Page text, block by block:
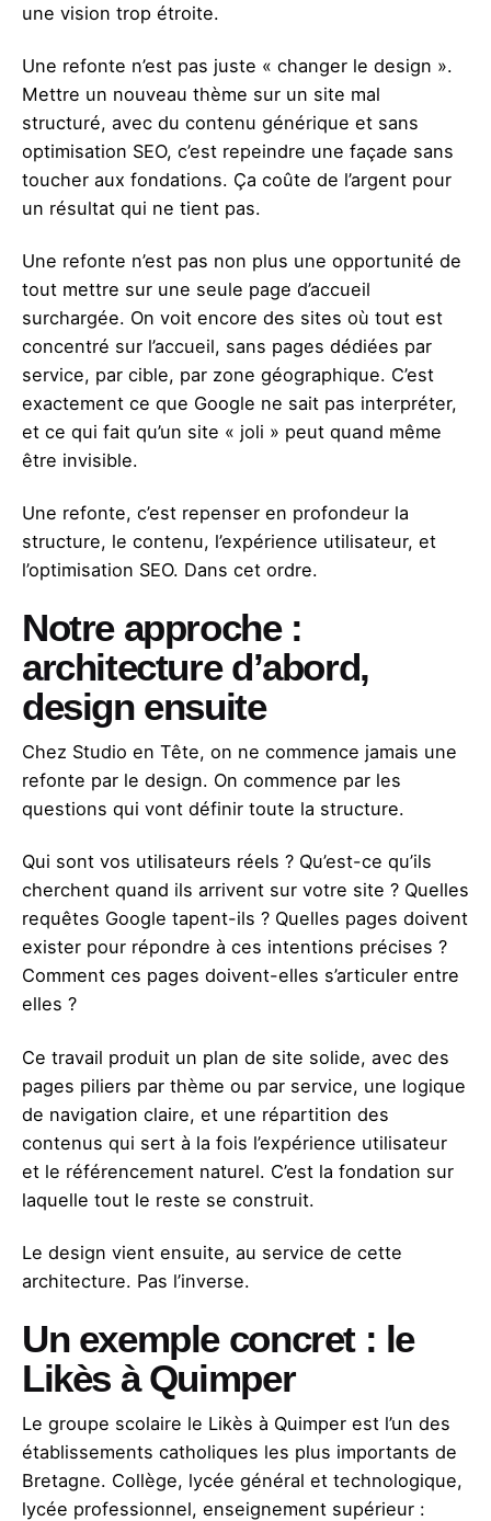
une vision trop étroite.
Une refonte n’est pas juste « changer le design ».
Mettre un nouveau thème sur un site mal
structuré, avec du contenu générique et sans
optimisation SEO, c’est repeindre une façade sans
toucher aux fondations. Ça coûte de l’argent pour
un résultat qui ne tient pas.
Une refonte n’est pas non plus une opportunité de
tout mettre sur une seule page d’accueil
surchargée. On voit encore des sites où tout est
concentré sur l’accueil, sans pages dédiées par
service, par cible, par zone géographique. C’est
exactement ce que Google ne sait pas interpréter,
et ce qui fait qu’un site « joli » peut quand même
être invisible.
Une refonte, c’est repenser en profondeur la
structure, le contenu, l’expérience utilisateur, et
l’optimisation SEO. Dans cet ordre.
Notre approche :
architecture d’abord,
design ensuite
Chez Studio en Tête, on ne commence jamais une
refonte par le design. On commence par les
questions qui vont définir toute la structure.
Qui sont vos utilisateurs réels ? Qu’est-ce qu’ils
cherchent quand ils arrivent sur votre site ? Quelles
requêtes Google tapent-ils ? Quelles pages doivent
exister pour répondre à ces intentions précises ?
Comment ces pages doivent-elles s’articuler entre
elles ?
Ce travail produit un plan de site solide, avec des
pages piliers par thème ou par service, une logique
de navigation claire, et une répartition des
contenus qui sert à la fois l’expérience utilisateur
et le référencement naturel. C’est la fondation sur
laquelle tout le reste se construit.
Le design vient ensuite, au service de cette
architecture. Pas l’inverse.
Un exemple concret : le
Likès à Quimper
Le groupe scolaire le Likès à Quimper est l’un des
établissements catholiques les plus importants de
Bretagne. Collège, lycée général et technologique,
lycée professionnel, enseignement supérieur :